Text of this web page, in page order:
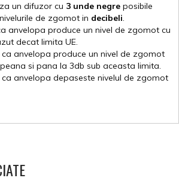
un difuzor cu 3 unde negre posibile
de zgomot in decibeli.
anvelopa produce un nivel de zgomot cu
decat limita UE.
anvelopa produce un nivel de zgomot
si pana la 3db sub aceasta limita.
anvelopa depaseste nivelul de zgomot